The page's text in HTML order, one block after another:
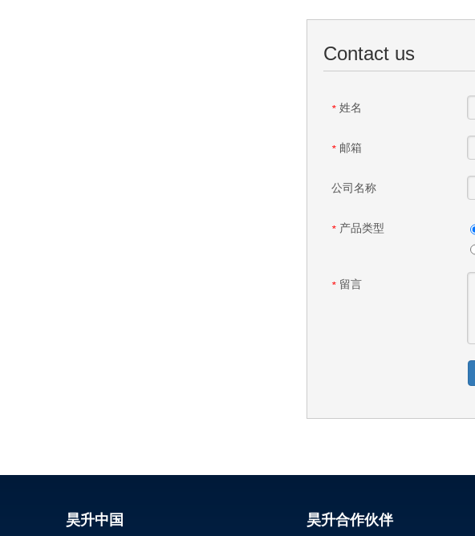
Contact us
* 姓名
* 邮箱
公司名称
* 产品类型
* 留言
昊升中国 昊升合作伙伴